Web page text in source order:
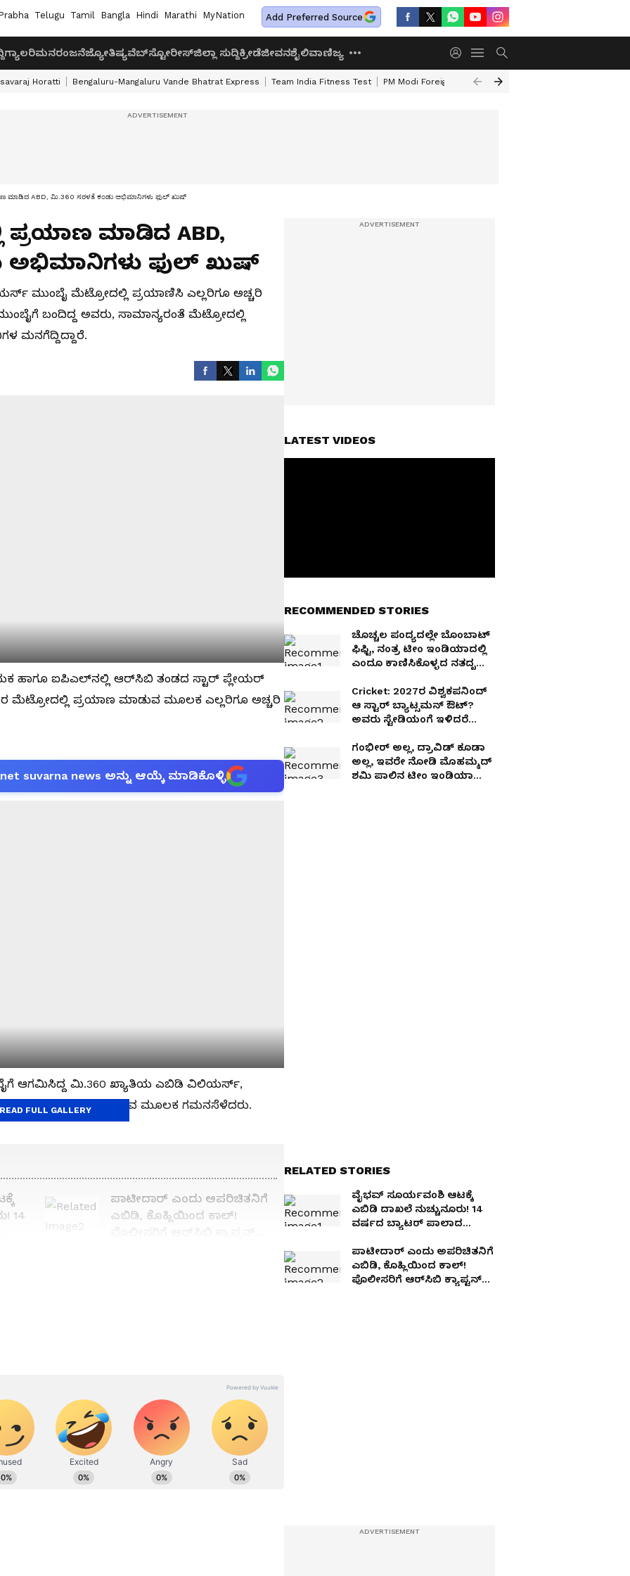
Telugu Tamil Bangla Hindi Marathi MyNation Add Preferred Source
ಗ್ಯಾಲರಿಮನರಂಜನೆಜ್ಯೋತಿಷ್ಯವೆಬ್‌ಸ್ಟೋರೀಸ್ಜಿಲ್ಲಾ ಸುದ್ದಿಕ್ರೀಡೆಜೀವನಶೈಲಿವಾಣಿಜ್ಯ
Horatti Bengaluru-Mangaluru Vande Bhatrat Express Team India Fitness Test PM Modi Foreign Travel Expenditure
ಮಾಡಿದ ABD, ಮಿ.360 ಸರಳತೆ ಕಂಡು ಅಭಿಮಾನಿಗಳು ಫುಲ್‌ ಖುಷ್‌
ಪ್ರಯಾಣ ಮಾಡಿದ ABD,
ಅಭಿಮಾನಿಗಳು ಫುಲ್‌ ಖುಷ್‌
ಮುಂಬೈ ಮೆಟ್ರೋದಲ್ಲಿ ಪ್ರಯಾಣಿಸಿ ಎಲ್ಲರಿಗೂ ಅಚ್ಚರಿ
ಬಂದಿದ್ದ ಅವರು, ಸಾಮಾನ್ಯರಂತೆ ಮೆಟ್ರೋದಲ್ಲಿ
ಮನಗೆದ್ದಿದ್ದಾರೆ.
ಹಾಗೂ ಐಪಿಎಲ್‌ನಲ್ಲಿ ಆರ್‌ಸಿಬಿ ತಂಡದ ಸ್ಟಾರ್‌ ಪ್ಲೇಯರ್‌
ಮೆಟ್ರೋದಲ್ಲಿ ಪ್ರಯಾಣ ಮಾಡುವ ಮೂಲಕ ಎಲ್ಲರಿಗೂ ಅಚ್ಚರಿ
suvarna news ಅನ್ನು ಆಯ್ಕೆ ಮಾಡಿಕೊಳ್ಳಿ
ಆಗಮಿಸಿದ್ದ ಮಿ.360 ಖ್ಯಾತಿಯ ಎಬಿಡಿ ವಿಲಿಯರ್ಸ್‌,
3ಯಲ್ಲಿ ಪ್ರಯಾಣ ಮಾಡುವ ಮೂಲಕ ಗಮನಸೆಳೆದರು.
14
ಪಾಟೀದಾರ್ ಎಂದು ಅಪರಿಚಿತನಿಗೆ
ಎಬಿಡಿ, ಕೊಹ್ಲಿಯಿಂದ ಕಾಲ್!
FULL GALLERY
LATEST VIDEOS
RECOMMENDED STORIES
ಚೊಚ್ಚಲ ಪಂದ್ಯದಲ್ಲೇ ಬೊಂಬಾಟ್‌
ಫಿಫ್ಟಿ, ನಂತ್ರ ಟೀಂ ಇಂಡಿಯಾದಲ್ಲಿ
ಎಂದೂ ಕಾಣಿಸಿಕೊಳ್ಳದ ನತದೃಷ್ಟ
Cricket: 2027ರ ವಿಶ್ವಕಪನಿಂದ್
ಆ ಸ್ಟಾರ್ ಬ್ಯಾಟ್ಸಮನ್‌ ಔಟ್?
ಅವರು ಸ್ಟೇಡಿಯಂಗೆ ಇಳಿದರೆ
ಆಯ್ಕೆಗಾರರ ಸ್ಫೋಟಕ ವರದಿ!
ಗಂಭೀರ್‌ ಅಲ್ಲ, ದ್ರಾವಿಡ್ ಕೂಡಾ
ಅಲ್ಲ, ಇವರೇ ನೋಡಿ ಮೊಹಮ್ಮದ್
ಶಮಿ ಪಾಲಿನ ಟೀಂ ಇಂಡಿಯಾ
RELATED STORIES
ವೈಭವ್ ಸೂರ್ಯವಂಶಿ ಆಟಕ್ಕೆ
ಎಬಿಡಿ ದಾಖಲೆ ನುಚ್ಚುನೂರು! 14
ವರ್ಷದ ಬ್ಯಾಟರ್ ಪಾಲಾದ
ಪಾಟೀದಾರ್ ಎಂದು ಅಪರಿಚಿತನಿಗೆ
ಎಬಿಡಿ, ಕೊಹ್ಲಿಯಿಂದ ಕಾಲ್!
ಪೊಲೀಸರಿಗೆ ಆರ್‌ಸಿಬಿ ಕ್ಯಾಪ್ಟನ್